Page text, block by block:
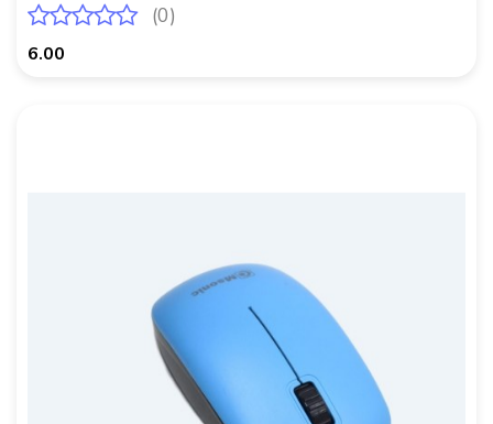
(0)
6.00